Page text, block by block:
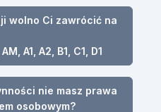
wolno Ci zawrócić na
A1, A2, B1, C1, D1
nie masz prawa
osobowym?